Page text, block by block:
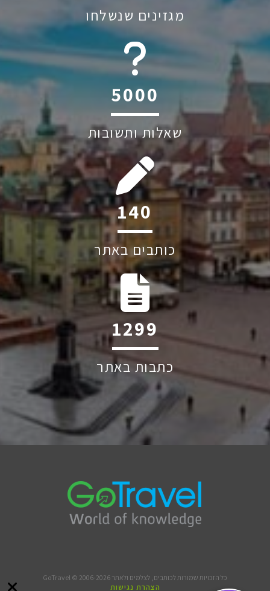
מגזינים שנשלחו
6045
שאלות ותשובות
200
כותבים באתר
1863
כתבות באתר
כל הזכויות שמורות לכותבים, לצלמים ולאתר GoTravel © 2006-2026
הצהרת נגישות